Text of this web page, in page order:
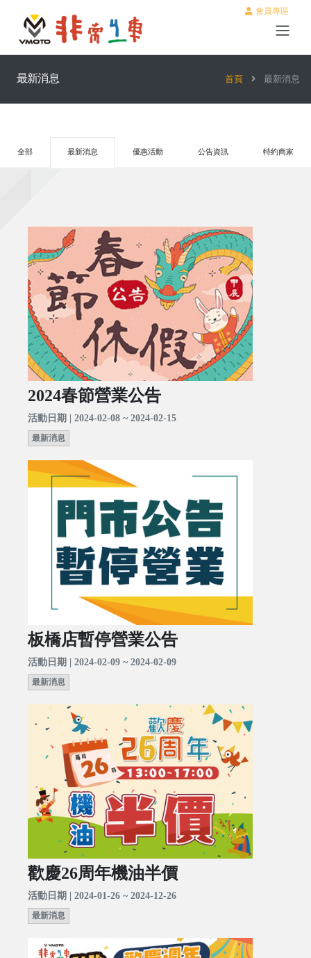
會員專區
最新消息 首頁 最新消息
全部 最新消息 優惠活動 公告資訊 特約商家
2024春節營業公告
活動日期 | 2024-02-08 ~ 2024-02-15
最新消息
板橋店暫停營業公告
活動日期 | 2024-02-09 ~ 2024-02-09
最新消息
歡慶26周年機油半價
活動日期 | 2024-01-26 ~ 2024-12-26
最新消息